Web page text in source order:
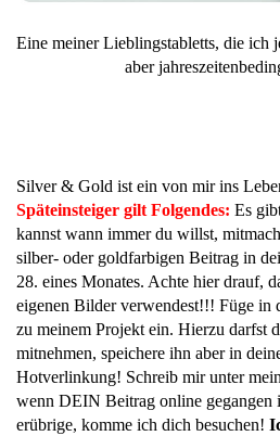
Eine meiner Lieblingstabletts, die ich
aber
Silver & Gold ist ein von mir ins
Späteinsteiger gilt Folgendes: Es
kannst wann immer du willst,
silber- oder goldfarbigen Beitrag in
28. eines Monates. Achte hier drauf,
eigenen Bilder verwendest!!! Füge in
zu meinem Projekt ein. Hierzu darfst
mitnehmen, speichere ihn aber in
Hotverlinkung! Schreib mir unter
wenn DEIN Beitrag online gegangen
erübrige, komme ich dich besuchen!